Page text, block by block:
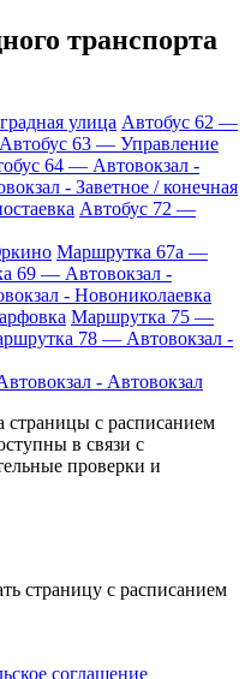
транспорта
улица Автобус 62 —
Автобус 63 — Управление
64 — Автовокзал -
- Заветное / конечная
Автобус 72 —
Маршрутка 67а —
69 — Автовокзал -
- Новониколаевка
Маршрутка 75 —
78 — Автовокзал -
- Автовокзал
страницы с расписанием
в связи с
проверки и
страницу с расписанием
соглашение